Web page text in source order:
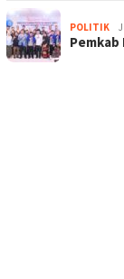
POLITIK